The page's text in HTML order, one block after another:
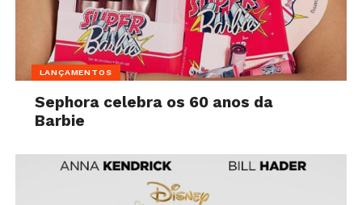
LANÇAMENTOS
Sephora celebra os 60 anos da
Barbie